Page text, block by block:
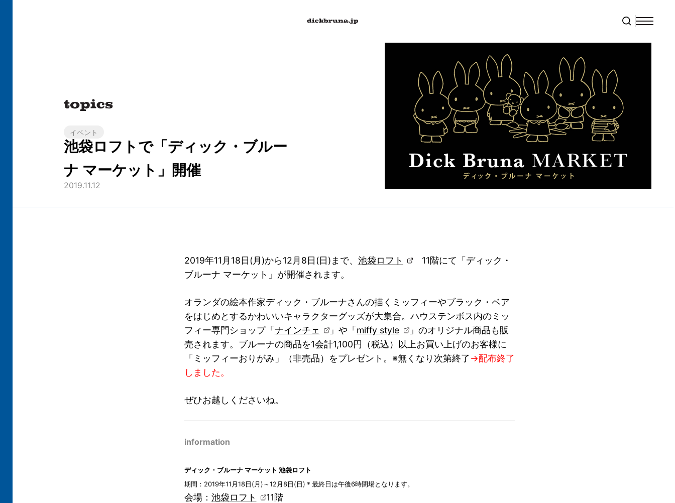
イベント
池袋ロフトで「ディック・ブルー
ナ マーケット」開催
2019.11.12
2019年11月18日(月)から12月8日(日)まで、 池袋ロフト
11階にて「ディック・
ブルーナ マーケット」が開催されます。
オランダの絵本作家ディック・ブルーナさんの描くミッフィーやブラック・ベア
をはじめとするかわいいキャラクターグッズが大集合。ハウステンボス内のミッ
フィー専門ショップ「 ナインチェ 」や「 miffy style
」のオリジナル商品も販
売されます。ブルーナの商品を1会計1,100円（税込）以上お買い上げのお客様に
「ミッフィーおりがみ」（非売品）をプレゼント。※無くなり次第終了→配布終了
しました。
ぜひお越しくださいね。
information
ディック・ブルーナ マーケット 池袋ロフト
期間：2019年11月18日(月)～12月8日(日) ＊最終日は午後6時閉場となります。
会場： 池袋ロフト 11階